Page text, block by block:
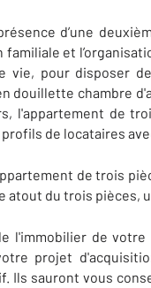
d’une
et
vie, pour disposer
douillette chambre
l'appartement de
de locataires
de trois
atout du trois pièces,
l'immobilier de votre
projet
Ils sauront vous